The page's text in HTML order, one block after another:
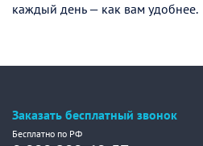
каждый день — как вам удобнее.
Заказать бесплатный звонок
Бесплатно по РФ